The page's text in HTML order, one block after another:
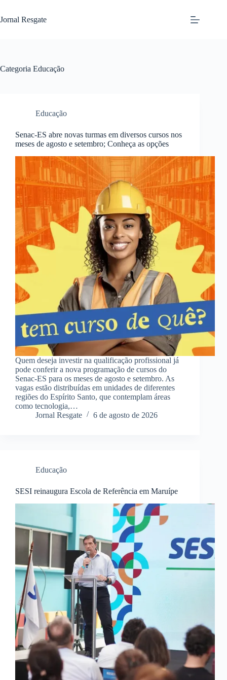
o
Jornal Resgate
Categoria Educação
Educação
Senac-ES abre novas turmas em diversos cursos nos
meses de agosto e setembro; Conheça as opções
Quem deseja investir na qualificação profissional já
pode conferir a nova programação de cursos do
Senac-ES para os meses de agosto e setembro. As
vagas estão distribuídas em unidades de diferentes
regiões do Espírito Santo, que contemplam áreas
como tecnologia,…
Jornal Resgate
6 de agosto de 2026
Educação
SESI reinaugura Escola de Referência em Maruípe